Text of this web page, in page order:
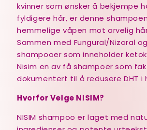
kvinner som ønsker å bekjempe
fyldigere hår, er denne
hemmelige våpen mot arvelig
Sammen med Fungural/Nizoral
shampooer som inneholder
Nisim en av få shampoer som
dokumentert til å redusere DHT i
Hvorfor Velge NISIM?
NISIM shampoo er laget med